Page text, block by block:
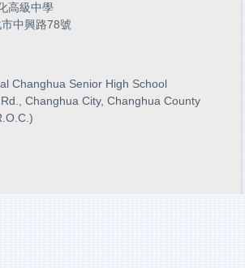
高級中學
中興路78號
Changhua Senior High School
Changhua City, Changhua County